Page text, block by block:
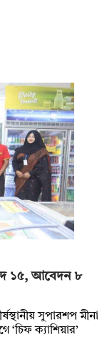
পদ ১৫, আবেদন ৮
সুপারশপ মীনা
‘চিফ ক্যাশিয়ার’